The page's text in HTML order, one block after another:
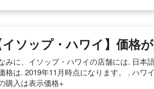
イソップ・ハワイ】価格
みに、イソップ・ハワイの店舗には. 日本
格は. 2019年11月時点になります。 . ハワ
購入は表示価格+